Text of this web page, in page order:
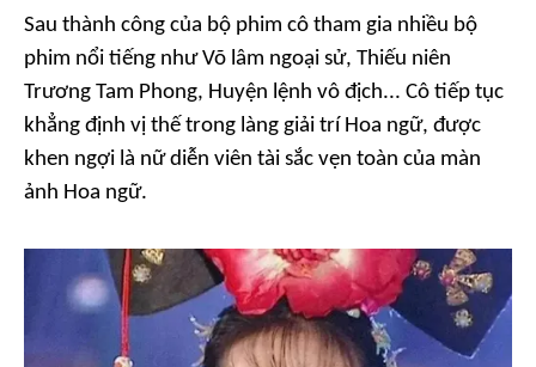
Sau thành công của bộ phim cô tham gia nhiều bộ
phim nổi tiếng nhưVõ lâm ngoại sử, Thiếu niên
Trương Tam Phong, Huyện lệnh vô địch... Cô tiếp tục
khẳng định vị thế trong làng giải trí Hoa ngữ, được
khen ngợi là nữ diễn viên tài sắc vẹn toàn của màn
ảnh Hoa ngữ.